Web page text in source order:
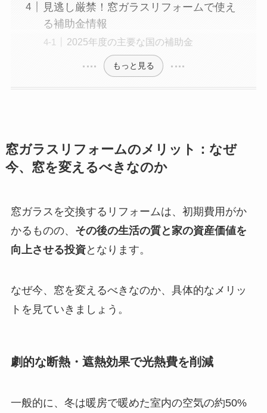
見逃し厳禁！窓ガラスリフォームで使え
る補助金情報
2025年度の主要な国の補助金
もっと見る
窓ガラスリフォームのメリット：なぜ
今、窓を変えるべきなのか
窓ガラスを交換するリフォームは、初期費用がか
かるものの、 その後の生活の質と家の資産価値を
向上させる投資となります。
なぜ今、窓を変えるべきなのか、具体的なメリッ
トを見ていきましょう。
劇的な断熱・遮熱効果で光熱費を削減
一般的に、冬は暖房で暖めた室内の空気の約50%